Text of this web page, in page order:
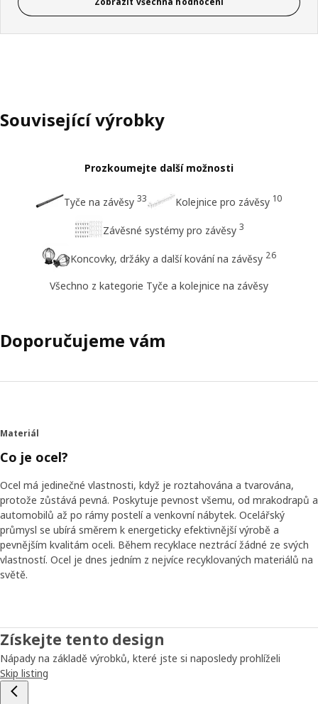
Související výrobky
Prozkoumejte další možnosti
Tyče na závěsy 33 Kolejnice pro závěsy 10
Závěsné systémy pro závěsy 3
Koncovky, držáky a další kování na závěsy 26
Všechno z kategorie Tyče a kolejnice na závěsy
Doporučujeme vám
Materiál
Co je ocel?
Ocel má jedinečné vlastnosti, když je roztahována a tvarována,
protože zůstává pevná. Poskytuje pevnost všemu, od mrakodrapů a
automobilů až po rámy postelí a venkovní nábytek. Ocelářský
průmysl se ubírá směrem k energeticky efektivnější výrobě a
pevnějším kvalitám oceli. Během recyklace neztrácí žádné ze svých
vlastností. Ocel je dnes jedním z nejvíce recyklovaných materiálů na
světě.
Získejte tento design
Nápady na základě výrobků, které jste si naposledy prohlíželi
Skip listing